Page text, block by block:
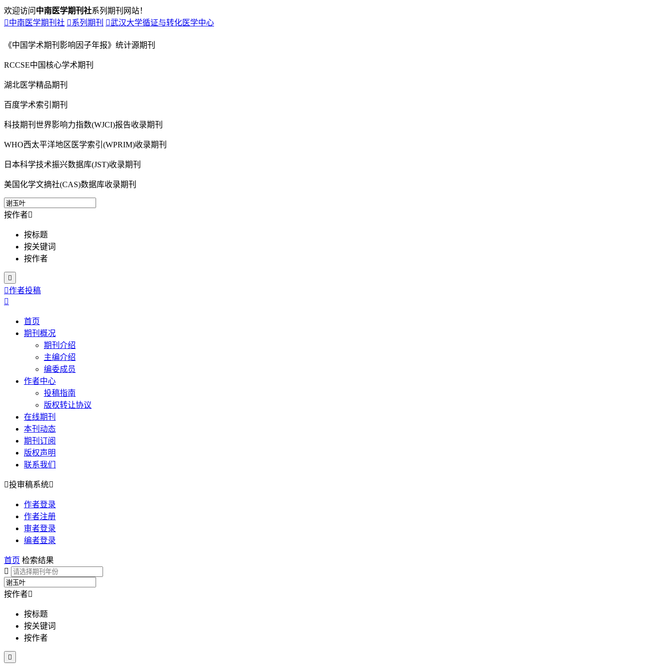
欢迎访问 中南医学期刊社系列期刊网站！
中南医学期刊社 系列期刊 武汉大学循证与转化医学中心
《中国学术期刊影响因子年报》统计源期刊
RCCSE中国核心学术期刊
湖北医学精品期刊
百度学术索引期刊
科技期刊世界影响力指数(WJCI)报告收录期刊
WHO西太平洋地区医学索引(WPRIM)收录期刊
日本科学技术振兴数据库(JST)收录期刊
美国化学文摘社(CAS)数据库收录期刊
按作者
按标题
按关键词
按作者

作者投稿

首页
期刊概况
期刊介绍
主编介绍
编委成员
作者中心
投稿指南
版权转让协议
在线期刊
本刊动态
期刊订阅
版权声明
联系我们
投审稿系统
作者登录
作者注册
审者登录
编者登录
首页 检索结果

按作者
按标题
按关键词
按作者
